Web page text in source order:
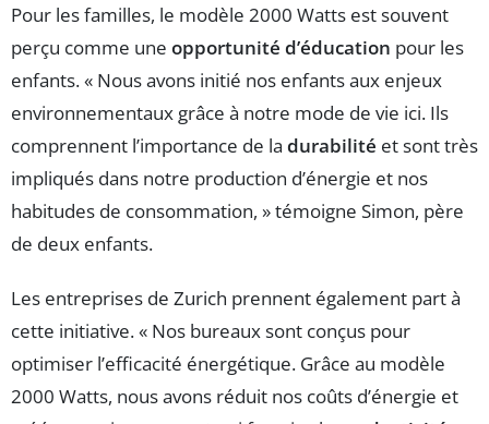
Pour les familles, le modèle 2000 Watts est souvent
perçu comme une opportunité d’éducation pour les
enfants. « Nous avons initié nos enfants aux enjeux
environnementaux grâce à notre mode de vie ici. Ils
comprennent l’importance de la durabilité et sont très
impliqués dans notre production d’énergie et nos
habitudes de consommation, » témoigne Simon, père
de deux enfants.
Les entreprises de Zurich prennent également part à
cette initiative. « Nos bureaux sont conçus pour
optimiser l’efficacité énergétique. Grâce au modèle
2000 Watts, nous avons réduit nos coûts d’énergie et